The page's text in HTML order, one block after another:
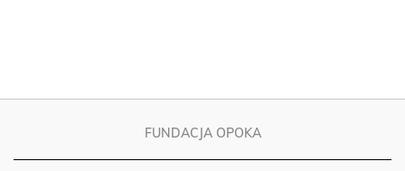
FUNDACJA OPOKA